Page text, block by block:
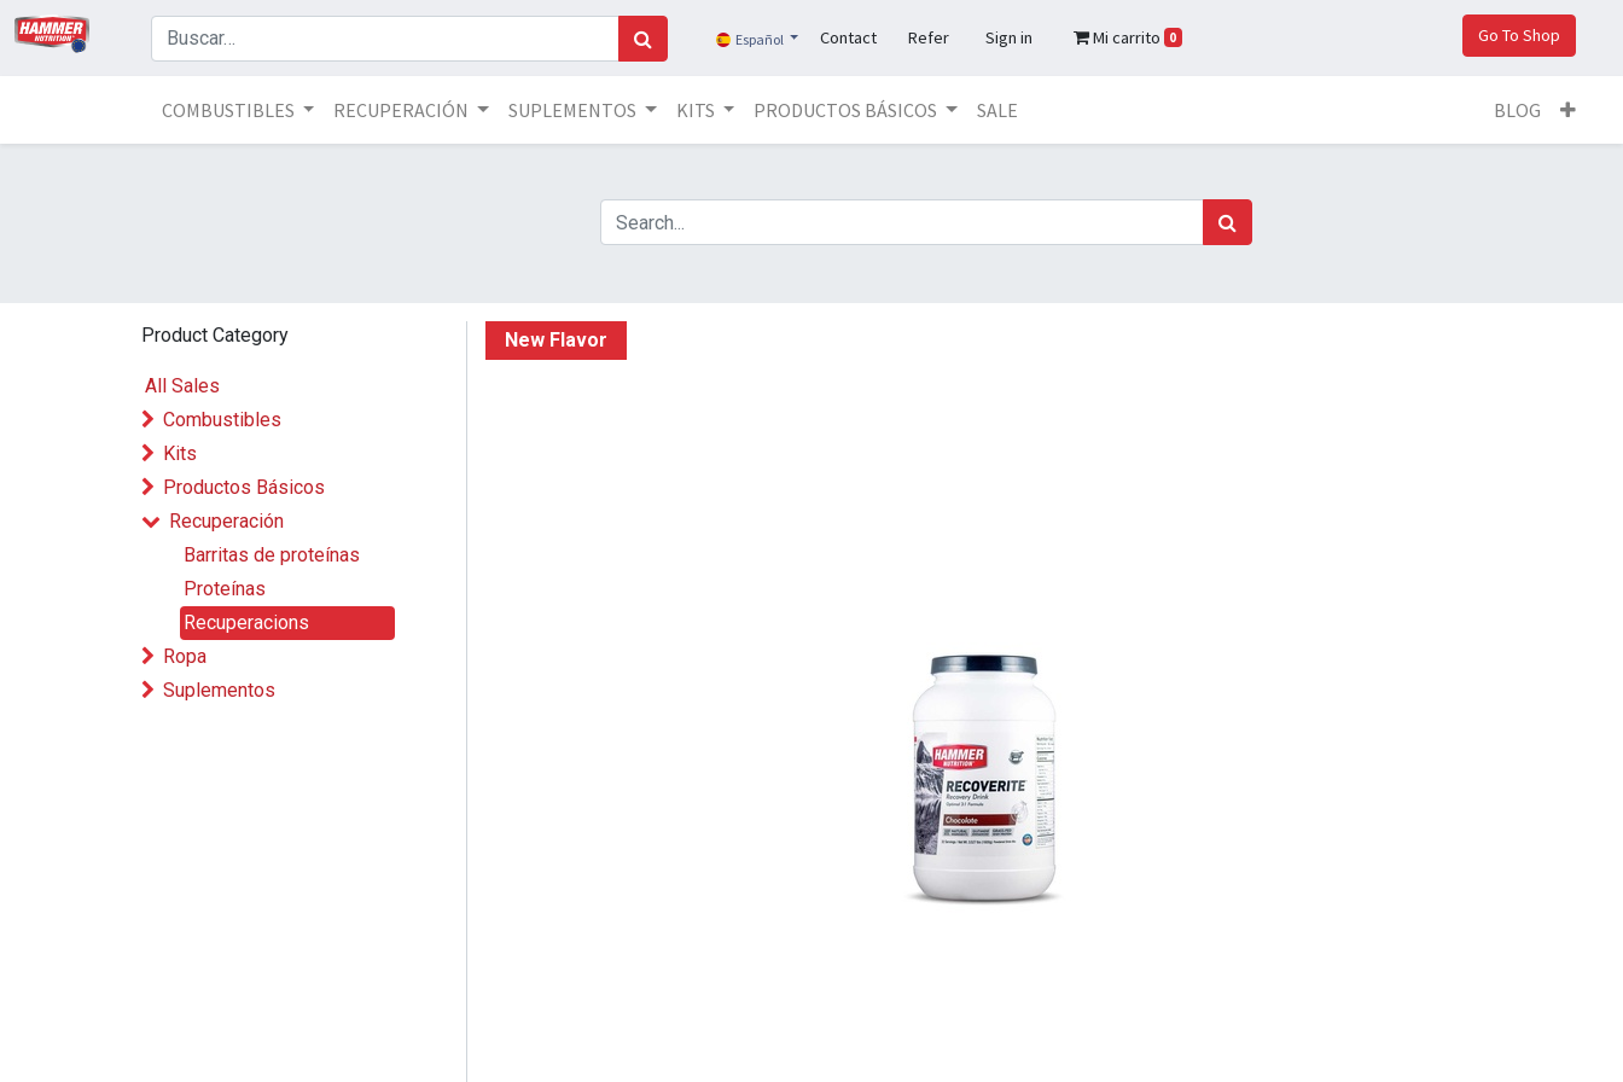
Español Contact Refer Sign in Mi carrito 0 Go To Shop
COMBUSTIBLES RECUPERACIÓN SUPLEMENTOS KITS PRODUCTOS BÁSICOS SALE BLOG
Product Category
All Sales
Combustibles
Kits
Productos Básicos
Recuperación
Barritas de proteínas
Proteínas
Recuperacions
Ropa
Suplementos
New Flavor